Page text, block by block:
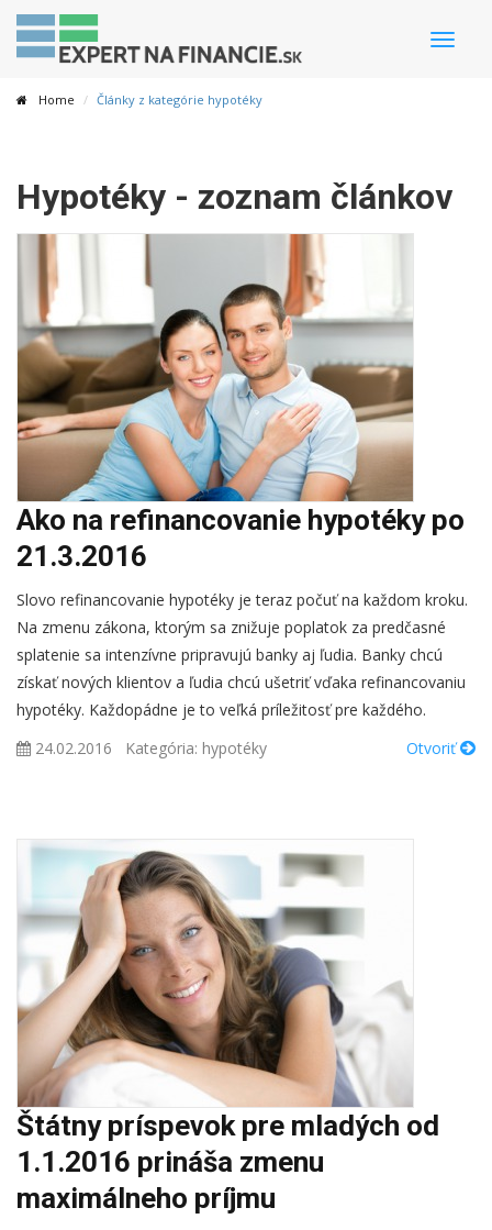
Toggle
Home Články z kategórie hypotéky
Hypotéky - zoznam článkov
Ako na refinancovanie hypotéky po
21.3.2016
Slovo refinancovanie hypotéky je teraz počuť na každom kroku.
Na zmenu zákona, ktorým sa znižuje poplatok za predčasné
splatenie sa intenzívne pripravujú banky aj ľudia. Banky chcú
získať nových klientov a ľudia chcú ušetriť vďaka refinancovaniu
hypotéky. Každopádne je to veľká príležitosť pre každého.
24.02.2016
Kategória: hypotéky Otvoriť
Štátny príspevok pre mladých od
1.1.2016 prináša zmenu
maximálneho príjmu